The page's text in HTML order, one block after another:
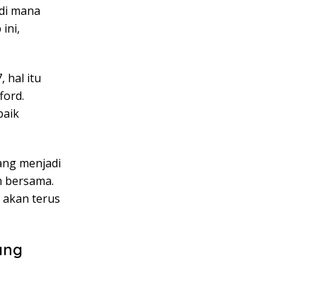
mana
ini,
hal itu
menjadi
terus